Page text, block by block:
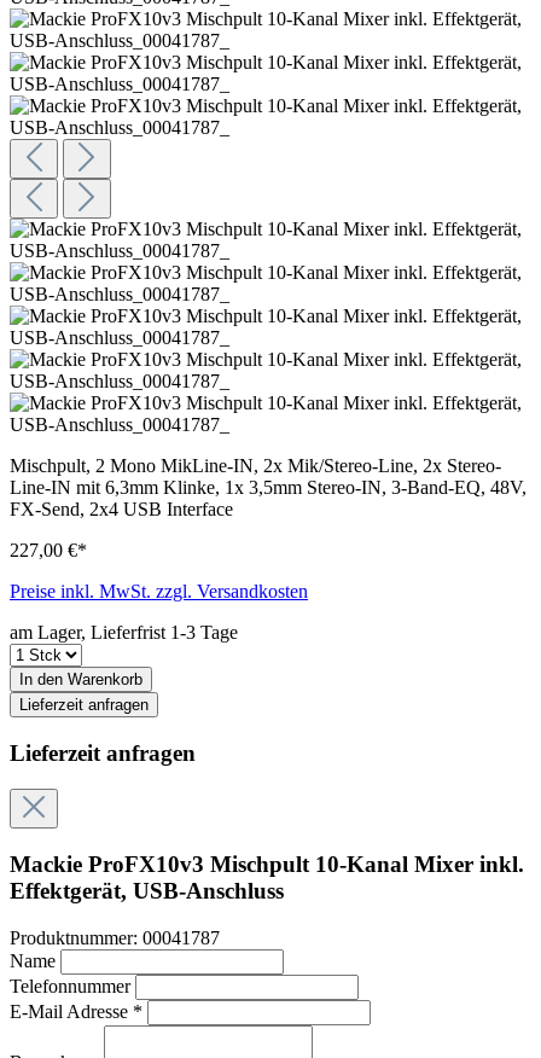
Mischpult, 2 Mono MikLine-IN, 2x Mik/Stereo-Line, 2x Stereo-
Line-IN mit 6,3mm Klinke, 1x 3,5mm Stereo-IN, 3-Band-EQ, 48V,
FX-Send, 2x4 USB Interface
227,00 €*
Preise inkl. MwSt. zzgl. Versandkosten
am Lager, Lieferfrist 1-3 Tage
In den Warenkorb
Lieferzeit anfragen
Lieferzeit anfragen
Mackie ProFX10v3 Mischpult 10-Kanal Mixer inkl.
Effektgerät, USB-Anschluss
Produktnummer: 00041787
Name
Telefonnummer
E-Mail Adresse *